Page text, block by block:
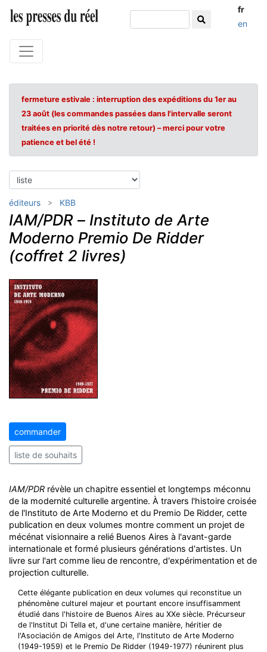
fr
en
fermeture estivale : interruption des expéditions du 1er au
23 août (les commandes passées dans l'intervalle seront
traitées en priorité dès notre retour) – merci pour votre
patience et bel été !
éditeurs KBB
IAM/PDR – Instituto de Arte
Moderno Premio De Ridder
(coffret 2 livres)
commander
liste de souhaits
IAM/PDR révèle un chapitre essentiel et longtemps méconnu
de la modernité culturelle argentine. À travers l'histoire croisée
de l'Instituto de Arte Moderno et du Premio De Ridder, cette
publication en deux volumes montre comment un projet de
mécénat visionnaire a relié Buenos Aires à l'avant-garde
internationale et formé plusieurs générations d'artistes. Un
livre sur l'art comme lieu de rencontre, d'expérimentation et de
projection culturelle.
Cette élégante publication en deux volumes qui reconstitue un
phénomène culturel majeur et pourtant encore insuffisamment
étudié dans l'histoire de Buenos Aires au XXe siècle. Précurseur
de l'Institut Di Tella et, d'une certaine manière, héritier de
l'Asociación de Amigos del Arte, l'Instituto de Arte Moderno
(1949-1959) et le Premio De Ridder (1949-1977) réunirent plus